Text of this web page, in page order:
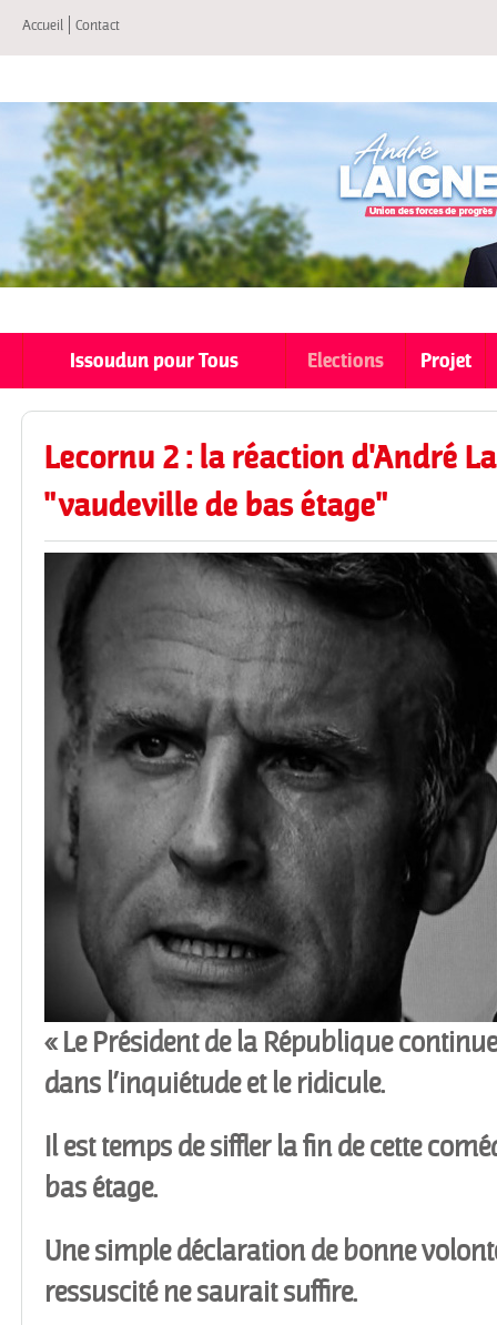
Accueil Contact
Issoudun pour Tous Elections Projet
Lecornu 2 : la réaction d'André
"vaudeville de bas étage"
« Le Président de la République
dans l’inquiétude et le ridicule.
Il est temps de siffler la fin de cette
bas étage.
Une simple déclaration de bonne
ressuscité ne saurait suffire.